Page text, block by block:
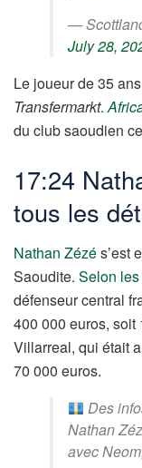
—
July 28,
Le joueur de 35
Transfermarkt.
du club saoudien
17:24
tous les
Nathan Zézés’est
Saoudite. Selon les
défenseur central
400 000 euros,
Villarreal, qui était
70 000 euros.
Des
Nathan
avec